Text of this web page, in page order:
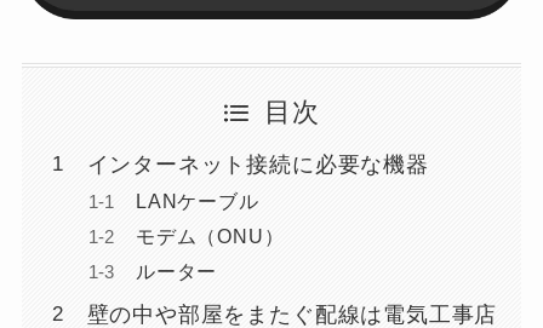
目次
インターネット接続に必要な機器
LANケーブル
モデム（ONU）
ルーター
壁の中や部屋をまたぐ配線は電気工事店